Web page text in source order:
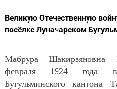
Великую Отечественную
посёлке Луначарском
Мабрура Шакирзяновна
февраля 1924 года
Бугульминского кантона